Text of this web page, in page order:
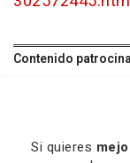
Contenido
Si quieres